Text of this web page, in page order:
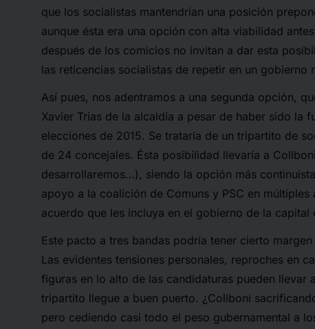
que los socialistas mantendrían una posición
aunque ésta era una opción con alta viabilidad
después de los comicios no invitan a dar esta
las reticencias socialistas de repetir en un
Así pues, nos adentramos a una segunda opción,
Xavier Trias de la alcaldía a pesar de haber sido la
elecciones de 2015. Se trataría de un tripartito de
de 24 concejales. Ésta posibilidad llevaría a
desarrollaremos…), siendo la opción más
apoyo a la coalición de Comuns y PSC en
acuerdo que les incluya en el gobierno de la capital
Este pacto a tres bandas podría tener cierto
Las evidentes tensiones personales, reproches en
figuras en lo alto de las candidaturas pueden llevar
tripartito llegue a buen puerto. ¿Collboni
pero cediendo casi todo el peso gubernamental a